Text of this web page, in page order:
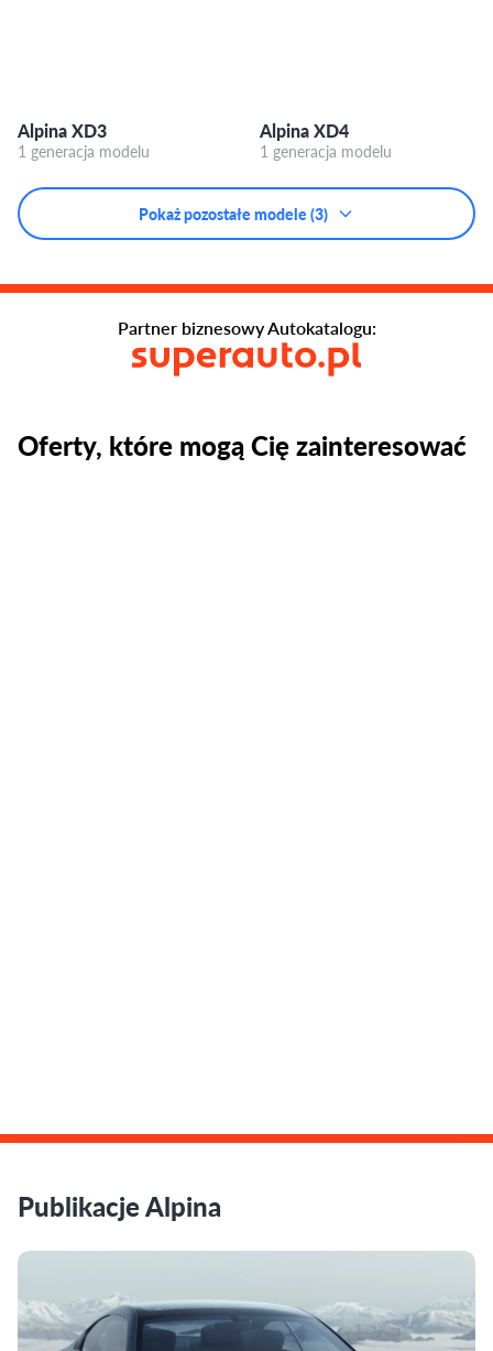
Alpina XD3
1 generacja modelu
Alpina XD4
1 generacja modelu
Pokaż pozostałe modele (3)
Oferty, które mogą Cię zainteresować
Partner biznesowy Autokatalogu:
Publikacje Alpina